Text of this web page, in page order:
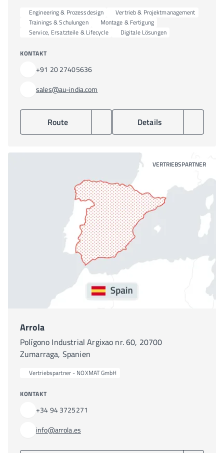
Engineering & Prozessdesign
Vertrieb & Projektmanagement
Trainings & Schulungen
Montage & Fertigung
Service, Ersatzteile & Lifecycle
Digitale Lösungen
KONTAKT
+91 20 27405636
sales@au-india.com
Route Details
VERTRIEBSPARTNER
Arrola
Polígono Industrial Argixao nr. 60, 20700
Zumarraga, Spanien
Vertriebspartner - NOXMAT GmbH
KONTAKT
+34 94 3725271
info@arrola.es